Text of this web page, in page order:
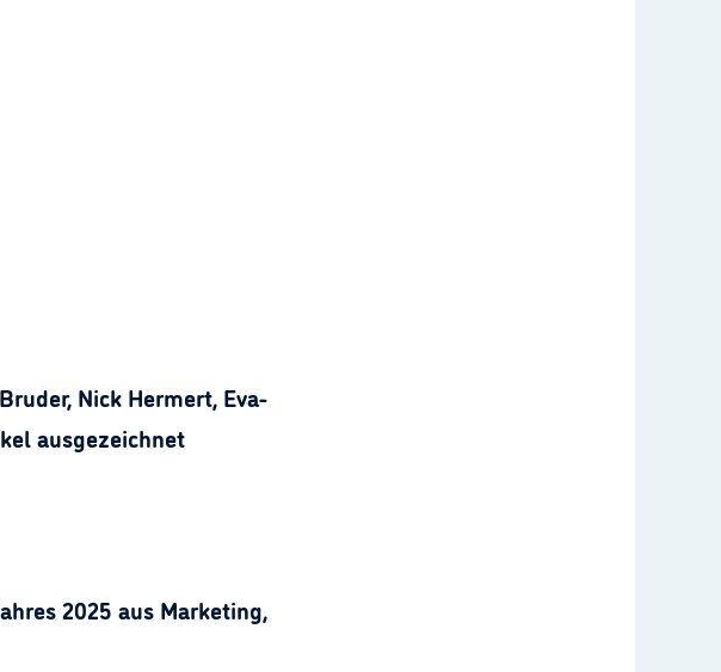
Nick Hermert, Eva-
ausgezeichnet
2025 aus Marketing,